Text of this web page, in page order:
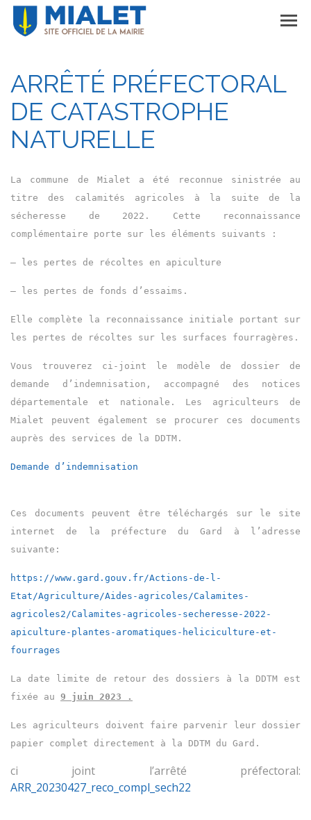
ARRÊTÉ PRÉFECTORAL
DE CATASTROPHE
NATURELLE
La commune de Mialet a été reconnue sinistrée au
titre des calamités agricoles à la suite de la
sécheresse de 2022. Cette reconnaissance
complémentaire porte sur les éléments suivants :
– les pertes de récoltes en apiculture
– les pertes de fonds d’essaims.
Elle complète la reconnaissance initiale portant sur
les pertes de récoltes sur les surfaces fourragères.
Vous trouverez ci-joint le modèle de dossier de
demande d’indemnisation, accompagné des notices
départementale et nationale. Les agriculteurs de
Mialet peuvent également se procurer ces documents
auprès des services de la DDTM.
Demande d’indemnisation
Ces documents peuvent être téléchargés sur le site
internet de la préfecture du Gard à l’adresse
suivante:
https://www.gard.gouv.fr/Actions-de-l-
Etat/Agriculture/Aides-agricoles/Calamites-
agricoles2/Calamites- agricoles-secheresse-2022-
apiculture-plantes- aromatiques-heliciculture-et-
fourrages
La date limite de retour des dossiers à la DDTM est
fixée au 9 juin 2023 .
Les agriculteurs doivent faire parvenir leur dossier
papier complet directement à la DDTM du Gard.
ci joint l’arrêté préfectoral:
ARR_20230427_reco_compl_sech22